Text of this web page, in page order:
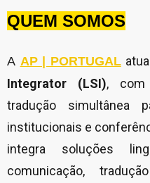
QUEM SOMOS
A AP | PORTUGAL
Integrator (LSI), com
tradução simultânea
institucionais e
integra soluções
comunicação,